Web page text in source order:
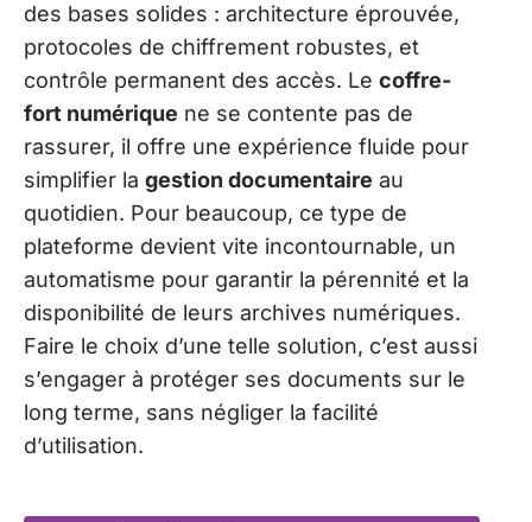
des bases solides : architecture éprouvée,
protocoles de chiffrement robustes, et
contrôle permanent des accès. Le coffre-
fort numérique ne se contente pas de
rassurer, il offre une expérience fluide pour
simplifier la gestion documentaire au
quotidien. Pour beaucoup, ce type de
plateforme devient vite incontournable, un
automatisme pour garantir la pérennité et la
disponibilité de leurs archives numériques.
Faire le choix d’une telle solution, c’est aussi
s’engager à protéger ses documents sur le
long terme, sans négliger la facilité
d’utilisation.